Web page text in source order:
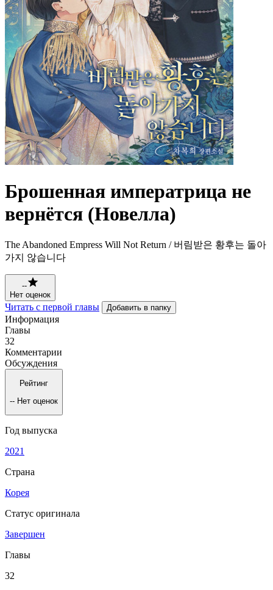
Брошенная императрица не
вернётся (Новелла)
The Abandoned Empress Will Not Return / 버림받은 황후는 돌아
가지 않습니다
--
Нет оценок
Читать с первой главы Добавить в папку
Информация
Главы
32
Комментарии
Обсуждения
Рейтинг
-- Нет оценок
Год выпуска
2021
Страна
Корея
Статус оригинала
Завершен
Главы
32